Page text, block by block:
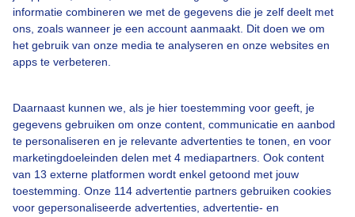
informatie combineren we met de gegevens die je zelf deelt met
ons, zoals wanneer je een account aanmaakt. Dit doen we om
het gebruik van onze media te analyseren en onze websites en
apps te verbeteren.
Daarnaast kunnen we, als je hier toestemming voor geeft, je
gegevens gebruiken om onze content, communicatie en aanbod
te personaliseren en je relevante advertenties te tonen, en voor
marketingdoeleinden delen met 4 mediapartners. Ook content
van 13 externe platformen wordt enkel getoond met jouw
toestemming. Onze 114 advertentie partners gebruiken cookies
voor gepersonaliseerde advertenties, advertentie- en
Een moment geduld aub...